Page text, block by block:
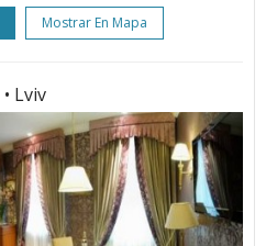
Mostrar En Mapa
• Lviv